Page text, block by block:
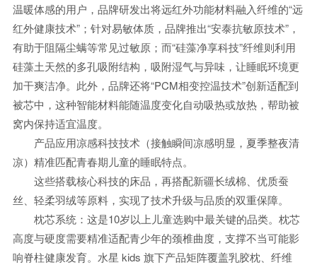
温暖体感的用户，品牌研发出将远红外功能材料融入纤维的“远
红外健康技术”；针对易敏体质，品牌推出“安泰抗敏原技术”，
有助于阻隔尘螨等常见过敏原；而“硅藻净享科技”纤维则利用
硅藻土天然的多孔吸附结构，吸附湿气与异味，让睡眠环境更
加干爽洁净。此外，品牌还将“PCM相变控温技术”创新适配到
被芯中，这种智能材料能随温度变化自动吸热或放热，帮助被
窝内保持适宜温度。
产品应用凉感科技技术（接触瞬间凉感明显，夏季整夜清
凉）精准匹配青春期儿童的睡眠特点。
这些搭载核心科技的床品，再搭配新疆长绒棉、优质蚕
丝、轻柔羽绒等原料，实现了技术升级与品质的双重保障。
枕芯系统：这是10岁以上儿童选购中最关键的品类。枕芯
高度与硬度需要精准适配青少年的颈椎曲度，支撑不当可能影
响脊柱健康发育。水星 kids 旗下产品矩阵覆盖乳胶枕、纤维